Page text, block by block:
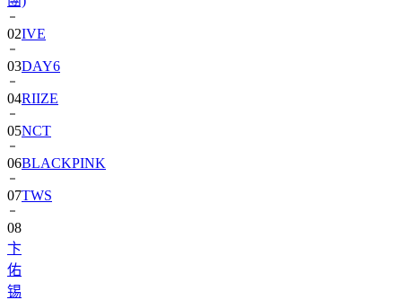
02IVE
03DAY6
04RIIZE
05NCT
06BLACKPINK
07TWS
08
卞
佑
锡